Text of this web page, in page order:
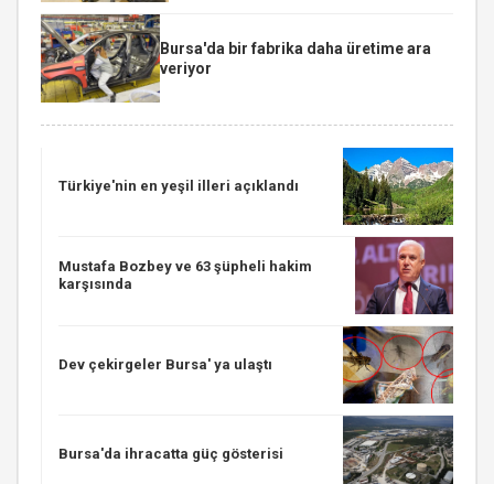
Bursa'da bir fabrika daha üretime ara
veriyor
Türkiye'nin en yeşil illeri açıklandı
Mustafa Bozbey ve 63 şüpheli hakim
karşısında
Dev çekirgeler Bursa' ya ulaştı
Bursa'da ihracatta güç gösterisi